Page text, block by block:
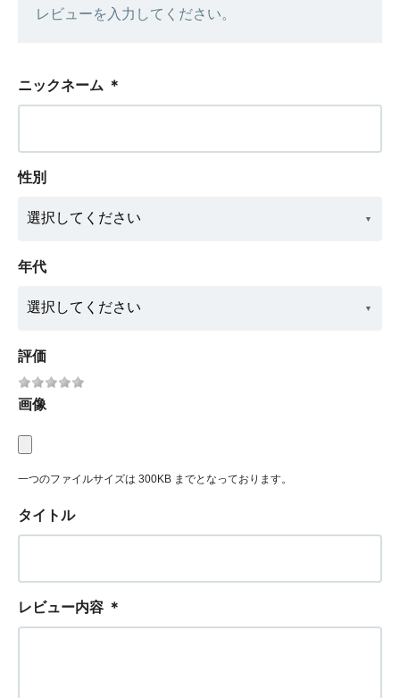
レビューを入力してください。
ニックネーム ＊
性別
年代
評価
画像
一つのファイルサイズは 300KB までとなっております。
タイトル
レビュー内容 ＊